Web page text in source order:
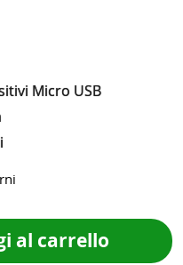
Micro USB
al carrello